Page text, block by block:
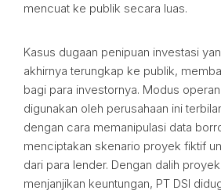
mencuat ke publik secara luas.
Kasus dugaan penipuan investasi
akhirnya terungkap ke publik,
bagi para investornya. Modus
digunakan oleh perusahaan ini
dengan cara memanipulasi data
menciptakan skenario proyek fiktif
dari para lender. Dengan dalih
menjanjikan keuntungan, PT DSI